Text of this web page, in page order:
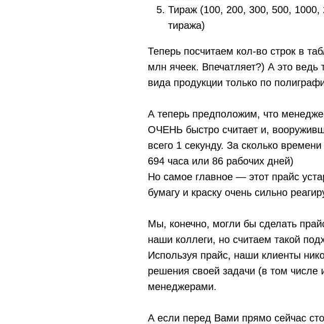
Тираж (100, 200, 300, 500, 1000,
тиража)
Теперь посчитаем кол-во строк в
млн ячеек. Впечатляет?) А это
вида продукции только по
А теперь предположим, что
ОЧЕНЬ быстро считает и,
всего 1 секунду. За сколько
694 часа или 86 рабочих дней)
Но самое главное — этот прайс
бумагу и краску очень сильно
Мы, конечно, могли бы сделать
наши коллеги, но считаем такой
Используя прайс, наши клиенты
решения своей задачи (в том
менеджерами.
А если перед Вами прямо сейчас